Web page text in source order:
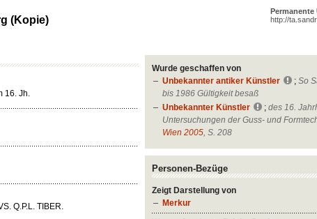
Permanente
http://
(Kopie)
Wurde geschaffen von
Unbekannter antiker Künstler
;So
bis 1986 Gültigkeit besaß
Unbekannter Künstler
;des 16.
Untersuchungen der Guss- und
Wien 2005 , S. 208
Personen-Bezüge
Zeigt Darstellung von
Merkur
16. Jh.
Q.P.L. TIBER.